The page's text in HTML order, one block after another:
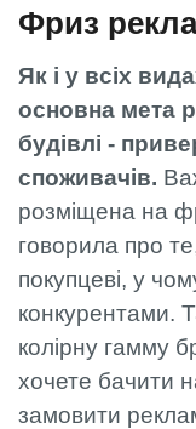
Фриз
Як і у всіх
основна мета
будівлі -
споживачів.
розміщена на
говорила про
покупцеві, у
конкурентами.
колірну гамму
хочете бачити
замовити